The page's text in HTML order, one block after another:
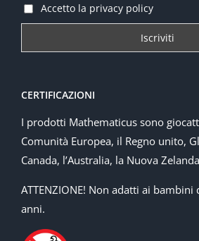
Accetto la privacy policy
CERTIFICAZIONI
I prodotti Mathematicus sono
Comunità Europea, il Regno unito,
Canada, l’Australia, la Nuova
ATTENZIONE! Non adatti ai
anni.